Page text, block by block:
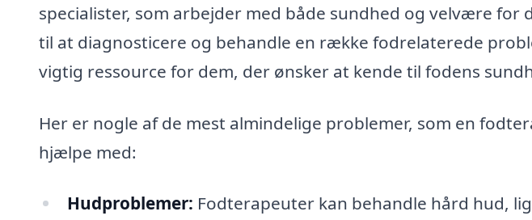
specialister, som arbejder med både sundhed og velvære for
til at diagnosticere og behandle en række fodrelaterede
vigtig ressource for dem, der ønsker at kende til fodens
Her er nogle af de mest almindelige problemer, som en
hjælpe med:
Hudproblemer: Fodterapeuter kan behandle hård hud,